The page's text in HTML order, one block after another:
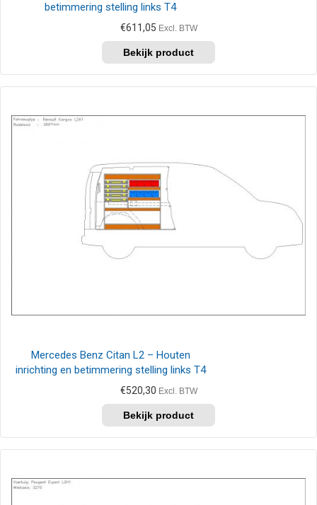
betimmering stelling links T4
€611,05 Excl. BTW
Mercedes Benz Citan L2 – Houten
inrichting en betimmering stelling links T4
€520,30 Excl. BTW